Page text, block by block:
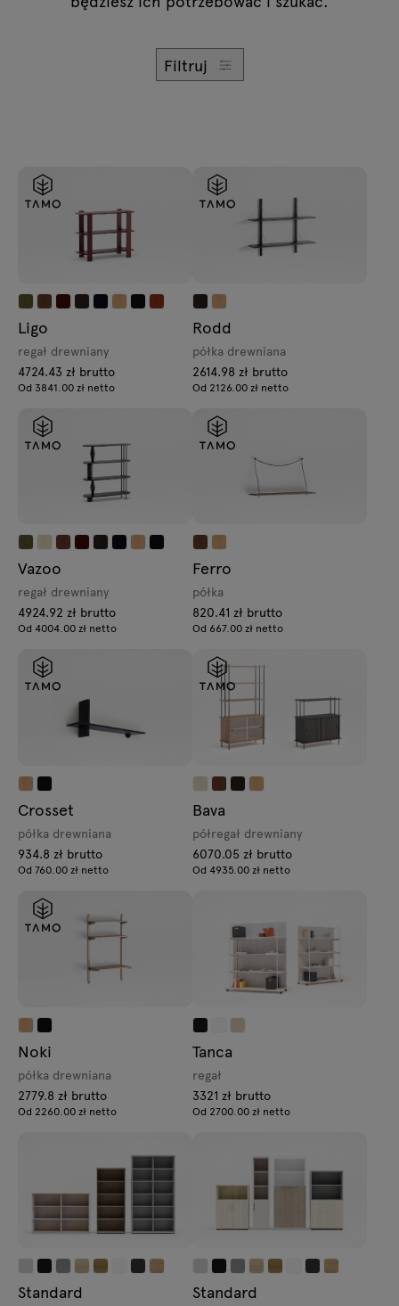
Zapytania
Filtruj
Ligo
regał drewniany
4724.43 zł brutto
Od 3841.00 zł netto
Rodd
półka drewniana
2614.98 zł brutto
Od 2126.00 zł netto
Vazoo
regał drewniany
4924.92 zł brutto
Od 4004.00 zł netto
Ferro
półka
820.41 zł brutto
Od 667.00 zł netto
Crosset
półka drewniana
934.8 zł brutto
Od 760.00 zł netto
Bava
półregał drewniany
6070.05 zł brutto
Od 4935.00 zł netto
Noki
półka drewniana
2779.8 zł brutto
Od 2260.00 zł netto
Tanca
regał
3321 zł brutto
Od 2700.00 zł netto
Standard Standard